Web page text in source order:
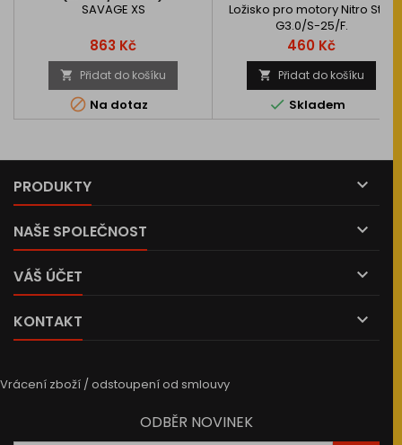
SAVAGE XS
Cena
863 Kč
 Přidat do košíku
 Na dotaz
Ložisko pro motory Nitro Star
G3.0/S-25/F.
Cena
460 Kč
 Přidat do košíku
 Skladem
PRODUKTY 
NAŠE SPOLEČNOST 
VÁŠ ÚČET 
KONTAKT 
Vrácení zboží / odstoupení od smlouvy
ODBĚR NOVINEK